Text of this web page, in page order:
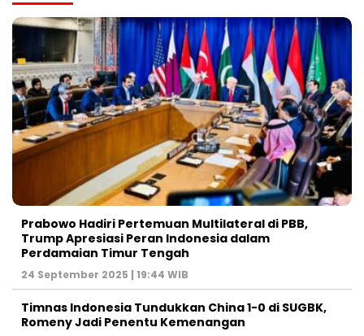
Prabowo Hadiri Pertemuan Multilateral di PBB,
Trump Apresiasi Peran Indonesia dalam
Perdamaian Timur Tengah
24 September 2025 | 19:44 WIB
Timnas Indonesia Tundukkan China 1-0 di SUGBK,
Romeny Jadi Penentu Kemenangan